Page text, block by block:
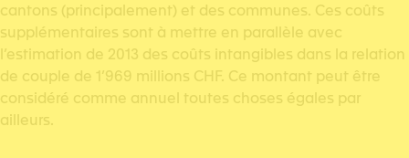
cantons (principalement) et des communes. Ces coûts
supplémentaires sont à mettre en parallèle avec
l’estimation de 2013 des coûts intangibles dans la relation
de couple de 1’969 millions CHF. Ce montant peut être
considéré comme annuel toutes choses égales par
ailleurs.